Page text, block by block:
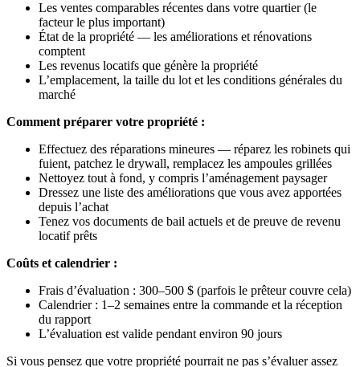
Les ventes comparables récentes dans votre quartier (le
facteur le plus important)
État de la propriété — les améliorations et rénovations
comptent
Les revenus locatifs que génère la propriété
L’emplacement, la taille du lot et les conditions générales du
marché
Comment préparer votre propriété :
Effectuez des réparations mineures — réparez les robinets qui
fuient, patchez le drywall, remplacez les ampoules grillées
Nettoyez tout à fond, y compris l’aménagement paysager
Dressez une liste des améliorations que vous avez apportées
depuis l’achat
Tenez vos documents de bail actuels et de preuve de revenu
locatif prêts
Coûts et calendrier :
Frais d’évaluation : 300–500 $ (parfois le prêteur couvre cela)
Calendrier : 1–2 semaines entre la commande et la réception
du rapport
L’évaluation est valide pendant environ 90 jours
Si vous pensez que votre propriété pourrait ne pas s’évaluer assez